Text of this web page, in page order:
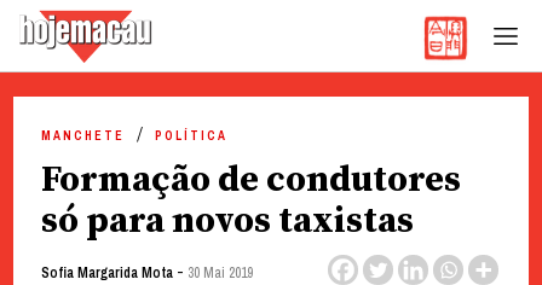
content
MANCHETE POLÍTICA
Formação de condutores
só para novos taxistas
Sofia Margarida Mota- 30 Mai 2019